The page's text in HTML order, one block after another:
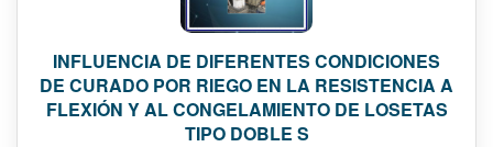
INFLUENCIA DE DIFERENTES CONDICIONES
DE CURADO POR RIEGO EN LA RESISTENCIA A
FLEXIÓN Y AL CONGELAMIENTO DE LOSETAS
TIPO DOBLE S